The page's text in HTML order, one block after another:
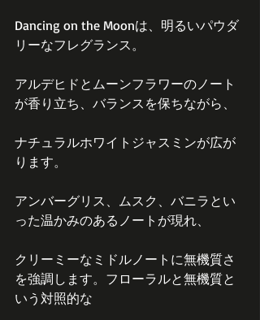
Dancing on the Moonは、明るいパウダ
リーなフレグランス。
アルデヒドとムーンフラワーのノート
が香り立ち、バランスを保ちながら、
ナチュラルホワイトジャスミンが広が
ります。
アンバーグリス、ムスク、バニラとい
った温かみのあるノートが現れ、
クリーミーなミドルノートに無機質さ
を強調します。フローラルと無機質と
いう対照的な